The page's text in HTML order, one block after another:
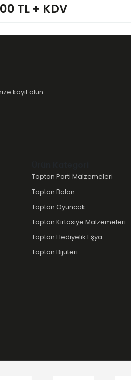
TL + KDV
kayıt olun.
Toptan Parti Malzemeleri
Toptan Balon
Toptan Oyuncak
Toptan Kırtasiye Malzemeleri
Toptan Hediyelik Eşya
Toptan Bijuteri